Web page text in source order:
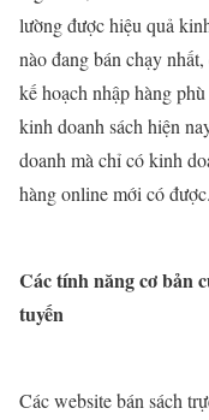
lường được hiệu quả
nào đang bán chạy
kế hoạch nhập hàng
kinh doanh sách hiện
doanh mà chỉ có kinh
hàng online mới có được.
Các tính năng cơ bản
tuyến
Các website bán sách